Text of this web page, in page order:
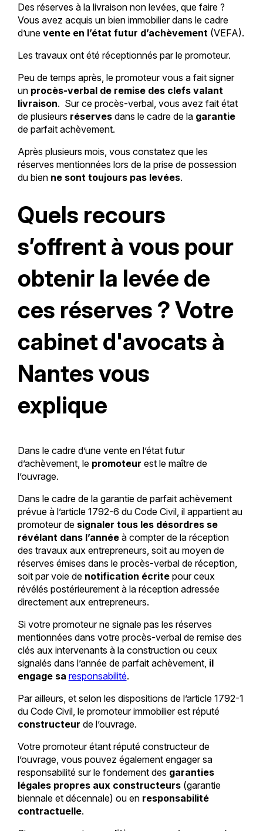
Des réserves à la livraison non levées, que faire ?
Vous avez acquis un bien immobilier dans le cadre
d’une vente en l’état futur d’achèvement (VEFA).
Les travaux ont été réceptionnés par le promoteur.
Peu de temps après, le promoteur vous a fait signer
un procès-verbal de remise des clefs valant
livraison. Sur ce procès-verbal, vous avez fait état
de plusieurs réservesdans le cadre de la garantie
de parfait achèvement.
Après plusieurs mois, vous constatez que les
réserves mentionnées lors de la prise de possession
du bien ne sont toujours pas levées.
Quels recours
s’offrent à vous pour
obtenir la levée de
ces réserves ? Votre
cabinet d'avocats à
Nantes vous
explique
Dans le cadre d’une vente en l’état futur
d’achèvement, le promoteur est le maître de
l’ouvrage.
Dans le cadre de la garantie de parfait achèvement
prévue à l’article 1792-6 du Code Civil, il appartient au
promoteur de signaler tous les désordres se
révélant dans l’annéeà compter de la réception
des travaux aux entrepreneurs, soit au moyen de
réserves émises dans le procès-verbal de réception,
soit par voie de notification écritepour ceux
révélés postérieurement à la réception adressée
directement aux entrepreneurs.
Si votre promoteur ne signale pas les réserves
mentionnées dans votre procès-verbal de remise des
clés aux intervenants à la construction ou ceux
signalés dans l’année de parfait achèvement, il
engage sa responsabilité.
Par ailleurs, et selon les dispositions de l’article 1792-1
du Code Civil, le promoteur immobilier est réputé
constructeur de l’ouvrage.
Votre promoteur étant réputé constructeur de
l’ouvrage, vous pouvez également engager sa
responsabilité sur le fondement des garanties
légales propres aux constructeurs(garantie
biennale et décennale) ou en responsabilité
contractuelle.